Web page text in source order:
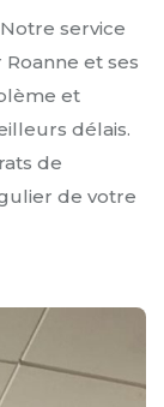
service
et ses
et
délais.
de
de votre